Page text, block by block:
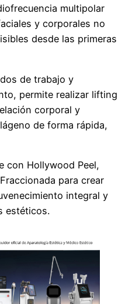
multipolar
y corporales no
desde las primeras
de trabajo y
permite realizar lifting
corporal y
de forma rápida,
con Hollywood Peel,
para crear
integral y
estéticos.